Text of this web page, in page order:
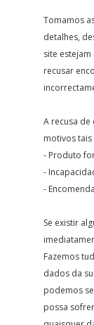
Tomamos
detalhes,
site
recusar
A recusa
motivos tais
- Produto
-
-
Se existir
Fazemos
dados da
podemos
possa